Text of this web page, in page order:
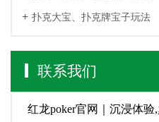
扑克大宝、扑克牌宝子玩法
联系我们
红龙poker官网｜沉浸体验